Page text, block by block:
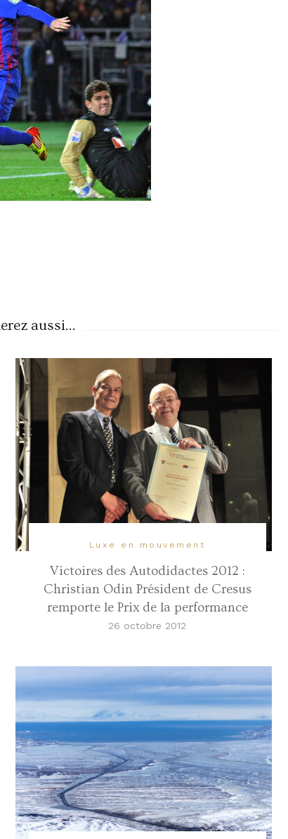
aussi...
Luxe en mouvement
Victoires des Autodidactes 2012 :
Christian Odin Président de Cresus
remporte le Prix de la performance
26 octobre 2012